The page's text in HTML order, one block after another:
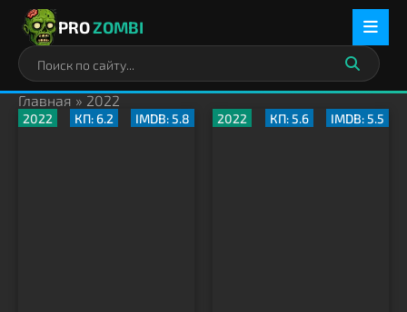
PROZOMBI
Главная » 2022
2022 КП: 6.2 IMDB: 5.8 2022 КП: 5.6 IMDB: 5.5